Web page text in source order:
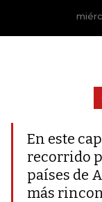
En este
recorrido
países de
más